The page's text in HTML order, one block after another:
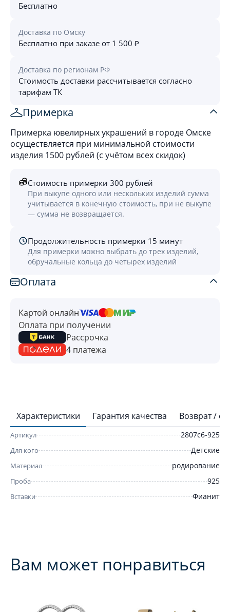
Бесплатно
Доставка по Омску
Бесплатно при заказе от 1 500 ₽
Доставка по регионам РФ
Стоимость доставки рассчитывается согласно
тарифам ТК
Примерка
Примерка ювелирных украшений в городе Омске
осуществляется при минимальной стоимости
изделия 1500 рублей (с учётом всех скидок)
Стоимость примерки 300 рублей
При выкупе одного или нескольких изделий сумма
учитывается в конечную стоимость, при не выкупе
— сумма не возвращается.
Продолжительность примерки 15 минут
Для примерки можно выбрать до трех изделий,
обручальные кольца до четырех изделий
Оплата
Картой онлайн
Оплата при получении
Рассрочка
4 платежа
Характеристики Гарантия качества Возврат /
Артикул 2807с6-925
Для кого Детские
Материал родирование
Проба 925
Вставки Фианит
Вам может понравиться